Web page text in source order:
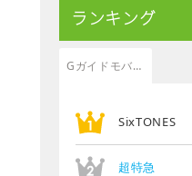
ランキング
Gガイドモバイル
SixTONES
超特急